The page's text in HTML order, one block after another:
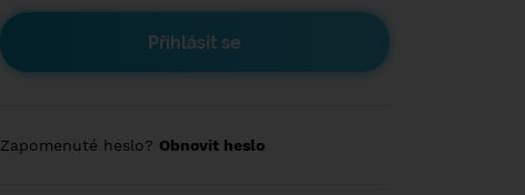
Zapomenuté heslo? Obnovit heslo